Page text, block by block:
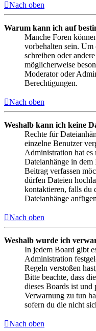
Nach oben
Warum kann ich auf
Manche Foren
vorbehalten sein. Um
schreiben oder
möglicherweise
Moderator oder
Berechtigungen.
Nach oben
Weshalb kann ich keine
Rechte für
einzelne Benutzer
Administration hat es
Dateianhänge in
Beitrag verfassen
dürfen Dateien
kontaktieren, falls du
Dateianhänge
Nach oben
Weshalb wurde ich
In jedem Board gibt
Administration
Regeln verstoßen
Bitte beachte, dass
dieses Boards ist
Verwarnung zu tun
sofern du die nicht
Nach oben